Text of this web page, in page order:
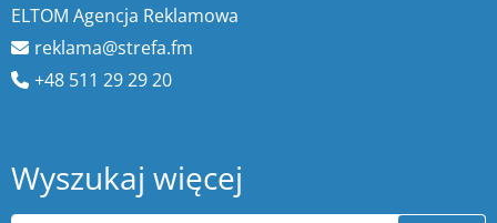
ELTOM Agencja Reklamowa
reklama@strefa.fm
+48 511 29 29 20
Wyszukaj więcej